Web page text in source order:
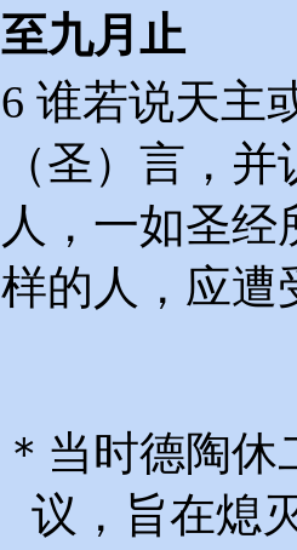
至九月止
6 谁若说天主
（圣）言，
人，一如圣
样的人，应遭
＊当时德陶
议，旨在熄